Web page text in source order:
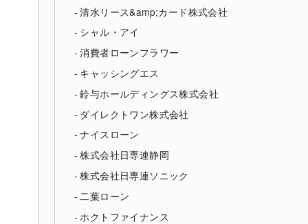
清水リース&amp;カード株式会社
シャル・アイ
消費者ローンフラワー
キャッシングエス
鈴与ホールディングス株式会社
ダイレクトワン株式会社
ナイスローン
株式会社日専連静岡
株式会社日専連ソニック
二葉ローン
ホクトファイナンス